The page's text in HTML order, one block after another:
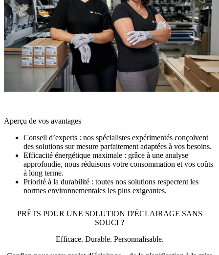
Ce modèle réduit les risques, préserve votre trésorerie et vous
garantit une technologie toujours à la pointe. Idéal pour les
entreprises qui souhaitent conjuguer flexibilité et investissement
durable.
Aperçu de vos avantages
Conseil d’experts : nos spécialistes expérimentés conçoivent
des solutions sur mesure parfaitement adaptées à vos besoins.
Efficacité énergétique maximale : grâce à une analyse
approfondie, nous réduisons votre consommation et vos coûts
à long terme.
Priorité à la durabilité : toutes nos solutions respectent les
normes environnementales les plus exigeantes.
PRÊTS POUR UNE SOLUTION D'ÉCLAIRAGE SANS
SOUCI ?
Efficace. Durable. Personnalisable.